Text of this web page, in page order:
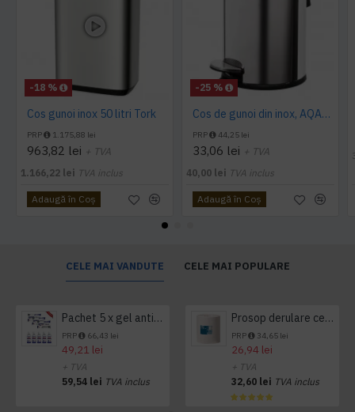
-18 %
Cos gunoi inox 50 litri Tork
PRP 1.175,88 lei
963,82 lei + TVA
1.166,22 lei TVA inclus
Adaugă în Coş
-25 %
Cos de gunoi din inox, AQAS 5L
PRP 44,25 lei
33,06 lei + TVA
40,00 lei TVA inclus
Adaugă în Coş
CELE MAI VANDUTE CELE MAI POPULARE
Pachet 5 x gel antibacterian 50ml si 3 x Servetele antibacteriene 48 buc Hygienium
PRP 66,43 lei
49,21 lei
+ TVA
59,54 lei TVA inclus
Prosop derulare centrala 1 pliu, 300 m Tork
PRP 34,65 lei
26,94 lei
+ TVA
32,60 lei TVA inclus